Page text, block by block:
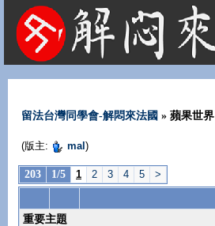
留法台灣同學會-解悶來法國 » 蘋果世界
(版主: mal )
203 1/5 1 2 3 4 5
>
重要主題